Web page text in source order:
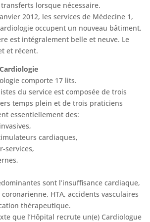
lorsque nécessaire.
2012, les services de Médecine 1,
occupent un nouveau bâtiment.
est intégralement belle et neuve. Le
et récent.
comporte 17 lits.
du service est composée de trois
temps plein et de trois praticiens
essentiellement des:
cardiaques,
services,
sont l’insuffisance cardiaque,
HTA, accidents vasculaires
thérapeutique.
que l’Hôpital recrute un(e) Cardiologue